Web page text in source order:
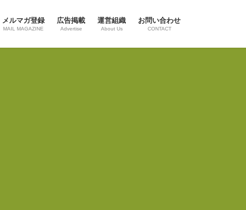
メルマガ登録
MAIL MAGAZINE
広告掲載
Advertise
運営組織
About Us
お問い合わせ
CONTACT